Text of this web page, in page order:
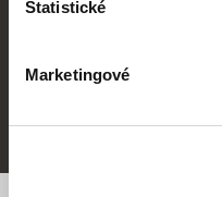
Statistické
Marketingové